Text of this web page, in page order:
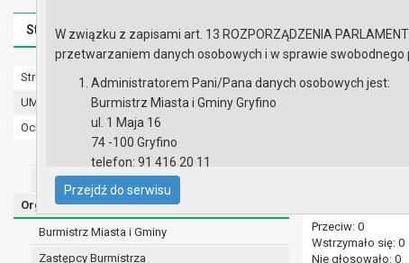
Strona główna Mapa serwisu Aktualności Redakcja
Strona główna
UMiG - telefony wewnętrzne
Ochrona danych osobowych
Urząd Miasta i Gminy w Gryfinie
Straż Miejska
Organy
Burmistrz Miasta i Gminy
Zastępcy Burmistrza
Wyniki
Za: 19
Przeciw: 0
Wstrzymało się: 0
Nie głosowało: 0
W związku z zapisami art. 13 ROZPORZĄDZENIA
przetwarzaniem danych osobowych i w sprawie swobodnego
Administratorem Pani/Pana danych osobowych jest:
Burmistrz Miasta i Gminy Gryfino
ul. 1 Maja 16
74 -100 Gryfino
telefon: 91 416 20 11
e-mail:
burmistrz@gryfino.pl
Dane kontaktowe Inspektora Ochrony Danych:
telefon: 91 416 20 11
e-mail:iod@gryfino.pl
Przejdź do serwisu